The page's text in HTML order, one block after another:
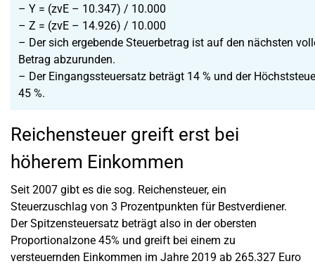
– Y = (zvE – 10.347) / 10.000
– Z = (zvE – 14.926) / 10.000
– Der sich ergebende Steuerbetrag ist auf den nächsten
Betrag abzurunden.
– Der Eingangssteuersatz beträgt 14 % und der
45 %.
Reichensteuer greift erst bei
höherem Einkommen
Seit 2007 gibt es die sog. Reichensteuer, ein
Steuerzuschlag von 3 Prozentpunkten für Bestverdiener.
Der Spitzensteuersatz beträgt also in der obersten
Proportionalzone 45% und greift bei einem zu
versteuernden Einkommen im Jahre 2019 ab 265.327 Euro